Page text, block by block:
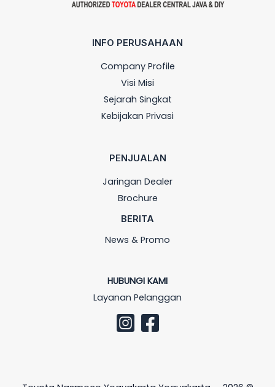
INFO PERUSAHAAN
Company Profile
Visi Misi
Sejarah Singkat
Kebijakan Privasi
PENJUALAN
Jaringan Dealer
Brochure
BERITA
News & Promo
HUBUNGI KAMI
Layanan Pelanggan